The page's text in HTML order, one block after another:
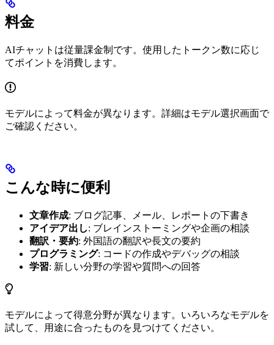
料金
AIチャットは従量課金制です。使用したトークン数に応じ
てポイントを消費します。
モデルによって料金が異なります。詳細はモデル選択画面で
ご確認ください。
こんな時に便利
文章作成: ブログ記事、メール、レポートの下書き
アイデア出し: ブレインストーミングや企画の相談
翻訳・要約: 外国語の翻訳や長文の要約
プログラミング: コードの作成やデバッグの相談
学習: 新しい分野の学習や質問への回答
モデルによって得意分野が異なります。いろいろなモデルを
試して、用途に合ったものを見つけてください。